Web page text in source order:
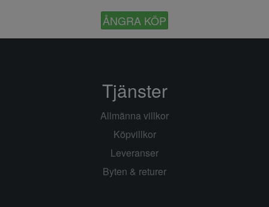
ÅNGRA KÖP
Tjänster
Allmänna villkor
Köpvillkor
Leveranser
Byten & returer